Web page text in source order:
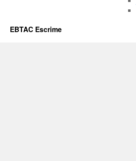
EBTAC Escrime